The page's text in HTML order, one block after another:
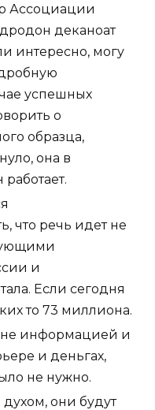
Ассоциации
деканоат
интересно, могу
успешных
о
образца,
она в
что речь идет не
и
Если сегодня
то 73 миллиона.
информацией и
и деньгах,
не нужно.
они будут